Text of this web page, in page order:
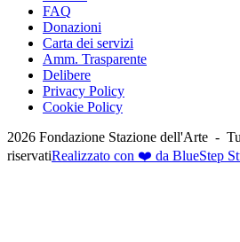
FAQ
Donazioni
Carta dei servizi
Amm. Trasparente
Delibere
Privacy Policy
Cookie Policy
2026 Fondazione Stazione dell'Arte -
riservatiRealizzato con ❤️ da BlueStep